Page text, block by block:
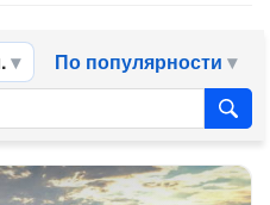
По популярности